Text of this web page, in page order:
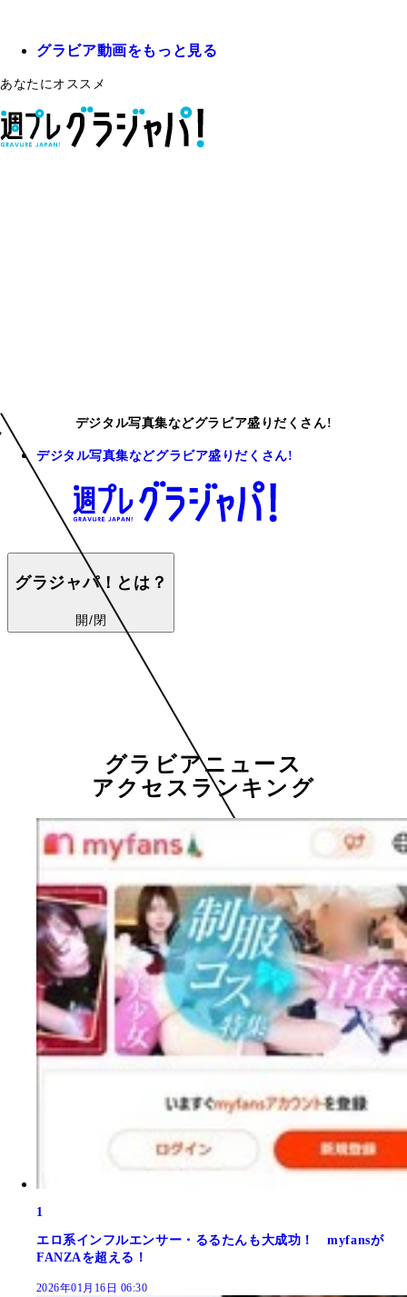
グラビア動画をもっと見る
あなたにオススメ
デジタル写真集などグラビア盛りだくさん!
デジタル写真集などグラビア盛りだくさん!
グラジャパ！とは？
開/閉
グラビアニュース
アクセスランキング
1
エロ系インフルエンサー・るるたんも大成功！ myfansが
FANZAを超える！
2026年01月16日 06:30